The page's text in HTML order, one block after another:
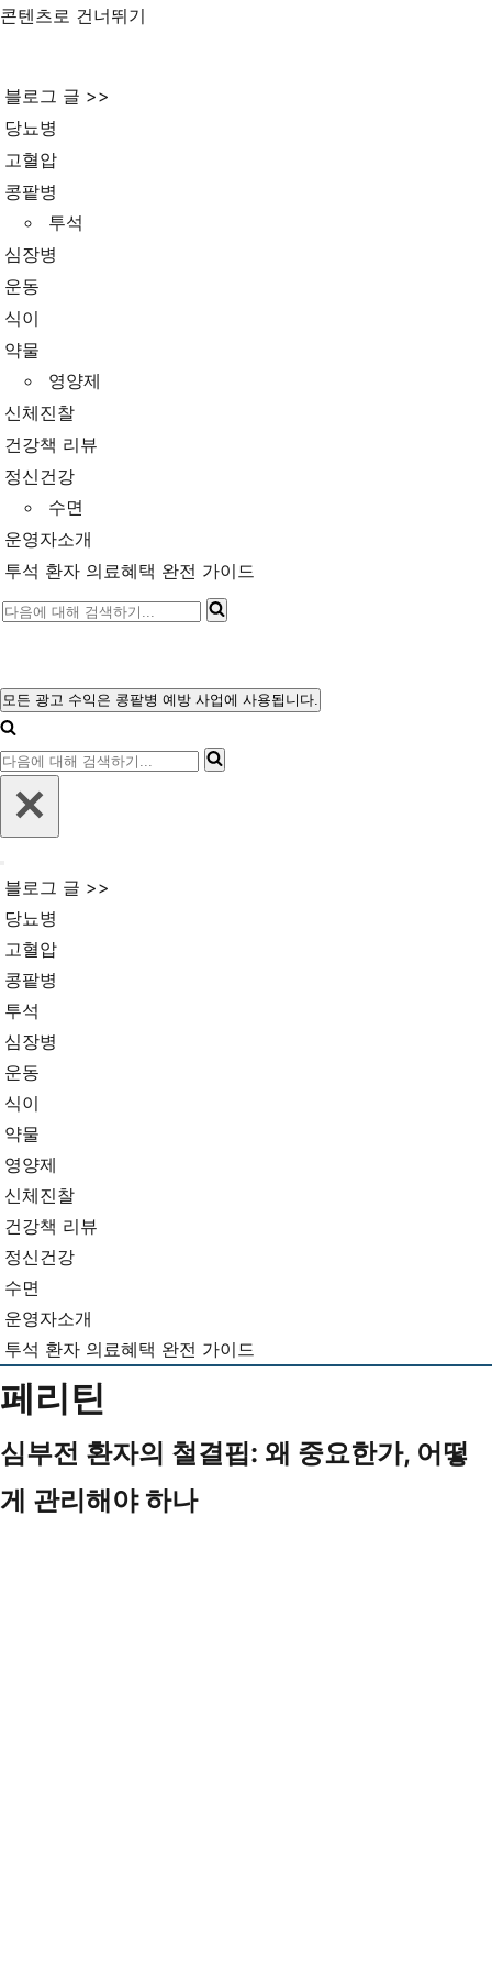
콘텐츠로 건너뛰기
블로그 글 >>
당뇨병
고혈압
콩팥병
투석
심장병
운동
식이
약물
영양제
신체진찰
건강책 리뷰
정신건강
수면
운영자소개
투석 환자 의료혜택 완전 가이드
다
대
해
검
색
모든 광고 수익은 콩팥병 예방 사업에 사용됩니다.
다
해
검
색
하
기...
비
게
이
션
메
뉴
블로그 글 >>
당뇨병
고혈압
콩팥병
투석
심장병
운동
식이
약물
영양제
신체진찰
건강책 리뷰
정신건강
수면
운영자소개
투석 환자 의료혜택 완전 가이드
페리틴
심부전 환자의 철결핍: 왜 중요한가, 어떻
게 관리해야 하나